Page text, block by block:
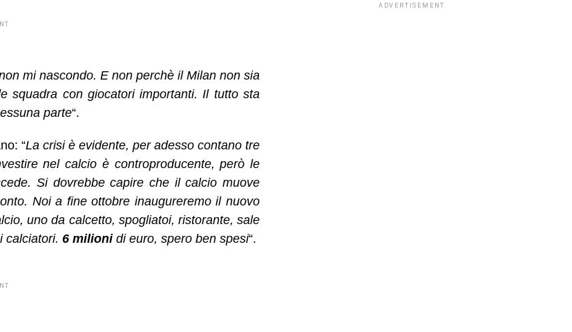
mi nascondo. E non perchè il Milan non sia
squadra con giocatori importanti. Il tutto sta
parte“.
“La crisi è evidente, per adesso contano tre
nel calcio è controproducente, però le
Si dovrebbe capire che il calcio muove
Noi a fine ottobre inaugureremo il nuovo
uno da calcetto, spogliatoi, ristorante, sale
calciatori. 6 milionidi euro, spero ben spesi“.
ADVERTISEMENT